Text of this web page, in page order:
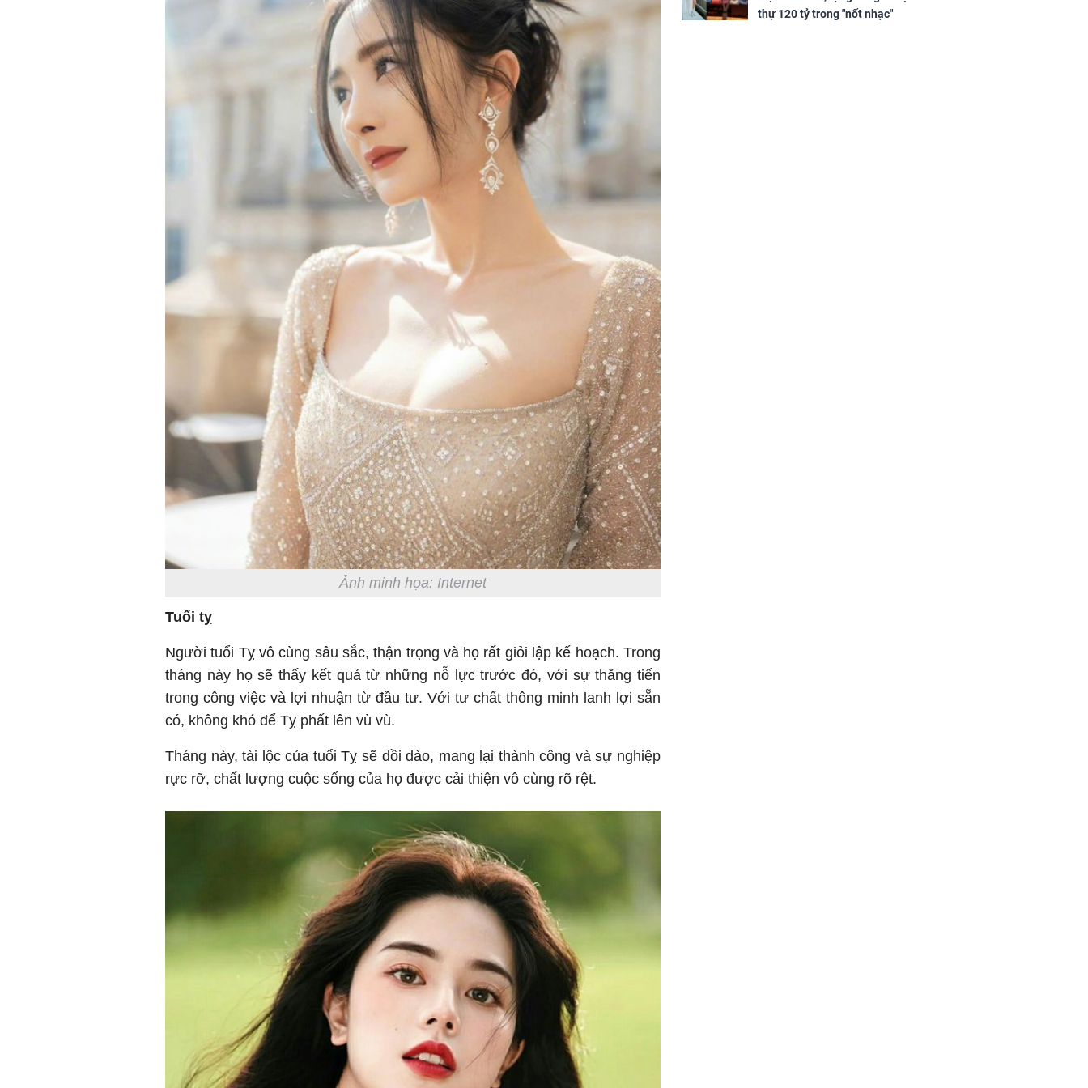
Ảnh minh họa: Internet
Tuổi tỵ
Người tuổi Tỵ vô cùng sâu sắc, thận trọng và họ rất giỏi lập kế hoạch. Trong
tháng này họ sẽ thấy kết quả từ những nỗ lực trước đó, với sự thăng tiến
trong công việc và lợi nhuận từ đầu tư. Với tư chất thông minh lanh lợi sẵn
có, không khó để Tỵ phất lên vù vù.
Tháng này, tài lộc của tuổi Tỵ sẽ dồi dào, mang lại thành công và sự nghiệp
rực rỡ, chất lượng cuộc sống của họ được cải thiện vô cùng rõ rệt.
ngơi đồ sộ
thự 120 tỷ trong "nốt nhạc"